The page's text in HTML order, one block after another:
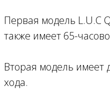
Первая модель L.U.C
также имеет 65-
Вторая модель имеет
хода.